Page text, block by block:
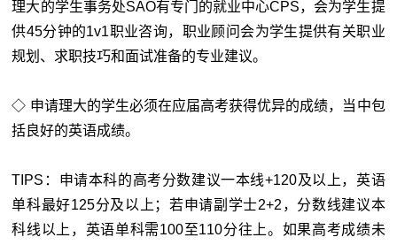
理大的学生事务处SAO有专门的就业中心CPS，会为学生提
供45分钟的1v1职业咨询，职业顾问会为学生提供有关职业
规划、求职技巧和面试准备的专业建议。
◇ 申请理大的学生必须在应届高考获得优异的成绩，当中包
括良好的英语成绩。
TIPS：申请本科的高考分数建议一本线+120及以上，英语
单科最好125分及以上；若申请副学士2+2，分数线建议本
科线以上，英语单科需100至110分往上。如果高考成绩未